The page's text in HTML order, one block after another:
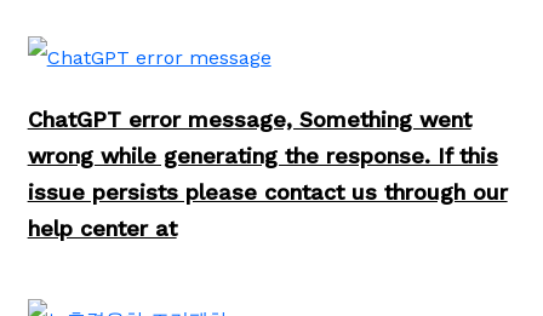
ChatGPT error message, Something went
wrong while generating the response. If this
issue persists please contact us through our
help center at